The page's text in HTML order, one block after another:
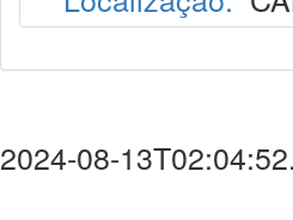
2024-08-